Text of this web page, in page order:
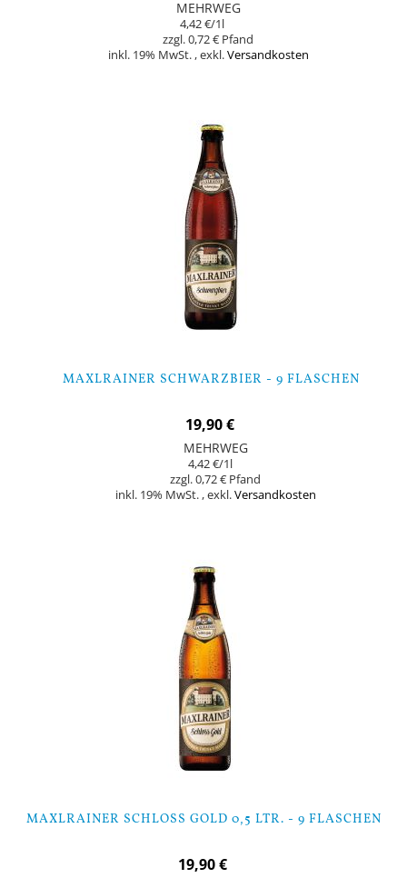
MEHRWEG
4,42 €/1l
0,72 €
inkl. 19% MwSt. ,exkl.Versandkosten
MAXLRAINER SCHWARZBIER - 9 FLASCHEN
19,90 €
MEHRWEG
4,42 €/1l
0,72 €
inkl. 19% MwSt. ,exkl.Versandkosten
MAXLRAINER SCHLOSS GOLD 0,5 LTR. - 9 FLASCHEN
19,90 €